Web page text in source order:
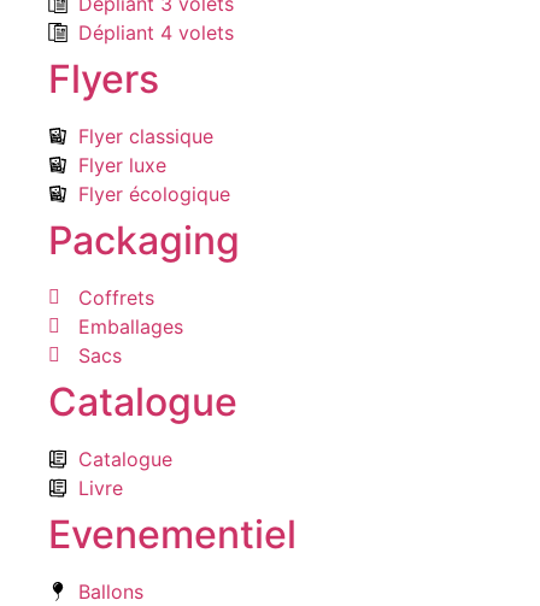
Dépliant 4 volets
Flyers
Flyer classique
Flyer luxe
Flyer écologique
Packaging
Coffrets
Emballages
Sacs
Catalogue
Catalogue
Livre
Evenementiel
Ballons